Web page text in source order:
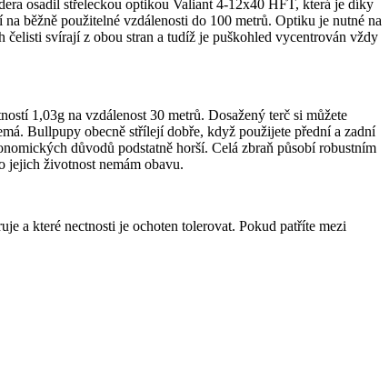
osadil střeleckou optikou Valiant 4-12x40 HFT, která je díky
běžně použitelné vzdálenosti do 100 metrů. Optiku je nutné na
svírají z obou stran a tudíž je puškohled vycentrován vždy
1,03g na vzdálenost 30 metrů. Dosažený terč si můžete
Bullpupy obecně střílejí dobře, když použijete přední a zadní
důvodů podstatně horší. Celá zbraň působí robustním
jejich životnost nemám obavu.
a které nectnosti je ochoten tolerovat. Pokud patříte mezi